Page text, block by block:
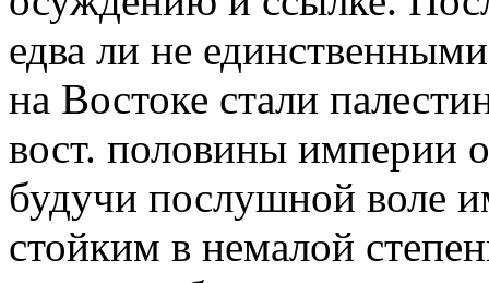
едва ли не
на Востоке стали
вост. половины империи
будучи послушной воле
стойким в немалой